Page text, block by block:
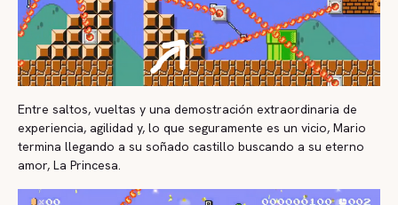
Entre saltos, vueltas y una demostración extraordinaria de
experiencia, agilidad y, lo que seguramente es un vicio, Mario
termina llegando a su soñado castillo buscando a su eterno
amor, La Princesa.